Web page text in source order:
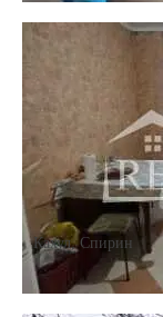
Кахул,Спирин